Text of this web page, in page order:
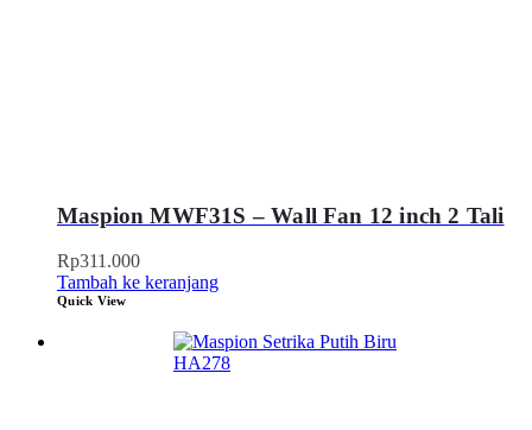
Maspion MWF31S – Wall Fan 12 inch 2 Tali
Rp311.000
Tambah ke keranjang
Quick View